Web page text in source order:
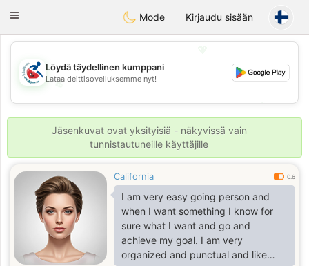
Handi Space
Toggle
Mode Kirjaudu sisään
💖
💕
💕
Löydä täydellinen kumppani
Lataa deittisovelluksemme nyt!
Jäsenkuvat ovat yksityisiä - näkyvissä vain
tunnistautuneille käyttäjille
California 0.6
I am very easy going person and
when I want something I know for
sure what I want and go and
achieve my goal. I am very
organized and punctual and like